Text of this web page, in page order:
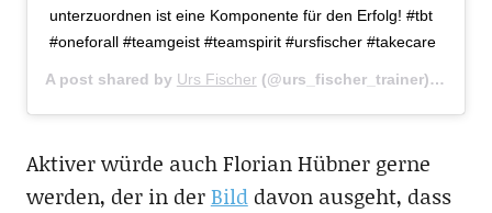
unterzuordnen ist eine Komponente für den Erfolg! #tbt
#oneforall #teamgeist #teamspirit #ursfischer #takecare
A post shared by Urs Fischer (@urs_fischer_trainer) on
Aktiver würde auch Florian Hübner gerne
werden, der in derBilddavon ausgeht, dass